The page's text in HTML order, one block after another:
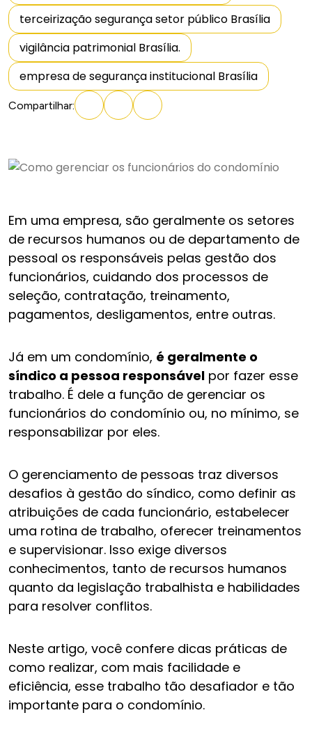
terceirização segurança setor público Brasília
vigilância patrimonial Brasília.
empresa de segurança institucional Brasília
Compartilhar:
Em uma empresa, são geralmente os setores
de recursos humanos ou de departamento de
pessoal os responsáveis pelas gestão dos
funcionários, cuidando dos processos de
seleção, contratação, treinamento,
pagamentos, desligamentos, entre outras.
Já em um condomínio, é geralmente o
síndico a pessoa responsável por fazer esse
trabalho. É dele a função de gerenciar os
funcionários do condomínio ou, no mínimo, se
responsabilizar por eles.
O gerenciamento de pessoas traz diversos
desafios à gestão do síndico, como definir as
atribuições de cada funcionário, estabelecer
uma rotina de trabalho, oferecer treinamentos
e supervisionar. Isso exige diversos
conhecimentos, tanto de recursos humanos
quanto da legislação trabalhista e habilidades
para resolver conflitos.
Neste artigo, você confere dicas práticas de
como realizar, com mais facilidade e
eficiência, esse trabalho tão desafiador e tão
importante para o condomínio.